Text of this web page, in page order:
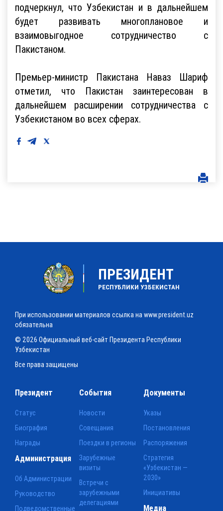
подчеркнул, что Узбекистан и в дальнейшем
будет развивать многоплановое и
взаимовыгодное сотрудничество с
Пакистаном.
Премьер-министр Пакистана Наваз Шариф
отметил, что Пакистан заинтересован в
дальнейшем расширении сотрудничества с
Узбекистаном во всех сферах.
ПРЕЗИДЕНТ
РЕСПУБЛИКИ УЗБЕКИСТАН
При использовании материалов ссылка на www.president.uz
обязательна
© 2026 Официальный веб-сайт Президента Республики
Узбекистан
Все права защищены
Президент
Статус
Биография
Награды
События
Новости
Совещания
Поездки в регионы
Зарубежные
визиты
Встречи с
зарубежными
делегациями
Документы
Указы
Постановления
Распоряжения
Стратегия
«Узбекистан —
2030»
Инициативы
Администрация
Об Администрации
Руководство
Подведомственные
Медиа